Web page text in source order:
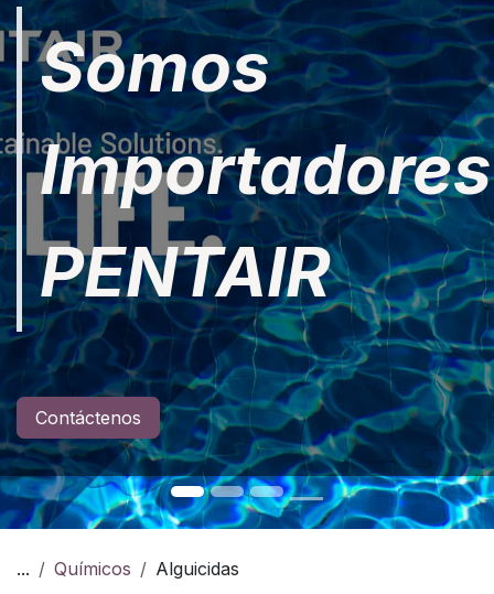
Somos
Importadores
PENTAIR
Contáctenos
... Químicos Alguicidas